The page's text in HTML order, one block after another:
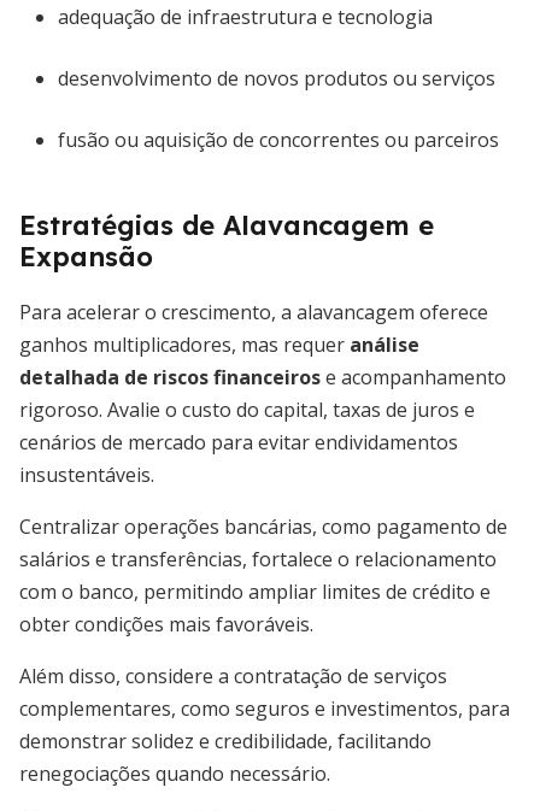
adequação de infraestrutura e tecnologia
desenvolvimento de novos produtos ou serviços
fusão ou aquisição de concorrentes ou parceiros
Estratégias de Alavancagem e
Expansão
Para acelerar o crescimento, a alavancagem oferece
ganhos multiplicadores, mas requer análise
detalhada de riscos financeirose acompanhamento
rigoroso. Avalie o custo do capital, taxas de juros e
cenários de mercado para evitar endividamentos
insustentáveis.
Centralizar operações bancárias, como pagamento de
salários e transferências, fortalece o relacionamento
com o banco, permitindo ampliar limites de crédito e
obter condições mais favoráveis.
Além disso, considere a contratação de serviços
complementares, como seguros e investimentos, para
demonstrar solidez e credibilidade, facilitando
renegociações quando necessário.